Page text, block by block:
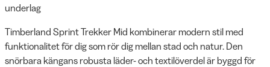
underlag
Timberland Sprint Trekker Mid kombinerar modern stil med
funktionalitet för dig som rör dig mellan stad och natur. Den
snörbara kängans robusta läder- och textilöverdel är byggd för